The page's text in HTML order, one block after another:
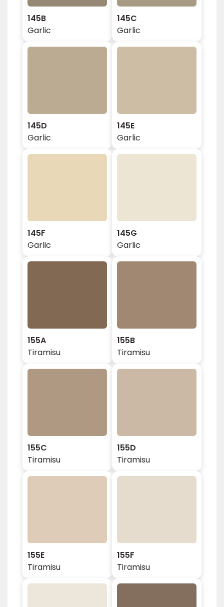
145B
Garlic
145C
Garlic
145D
Garlic
145E
Garlic
145F
Garlic
145G
Garlic
155A
Tiramisu
155B
Tiramisu
155C
Tiramisu
155D
Tiramisu
155E
Tiramisu
155F
Tiramisu